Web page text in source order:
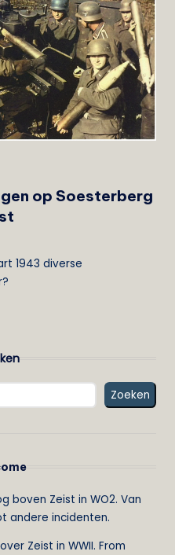
op Soesterberg
1943 diverse
Zoeken
boven Zeist in WO2. Van
andere incidenten.
Zeist in WWII. From